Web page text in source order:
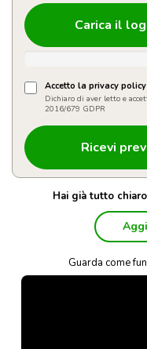
Carica il
Accetto la privacy policy
Dichiaro di aver letto e
2016/679 GDPR
Hai già tutto
Guarda come